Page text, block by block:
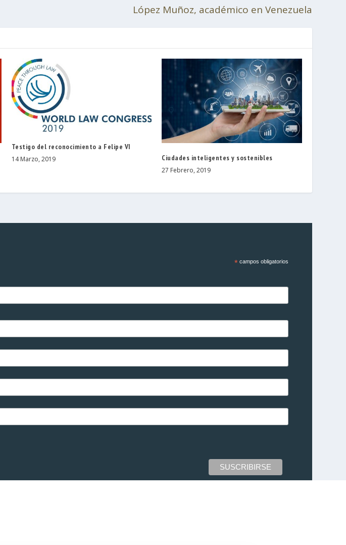
López Muñoz, académico en Venezuela
Testigo del reconocimiento a Felipe VI
14 Marzo, 2019 Ciudades inteligentes y sostenibles
27 Febrero, 2019
*campos obligatorios